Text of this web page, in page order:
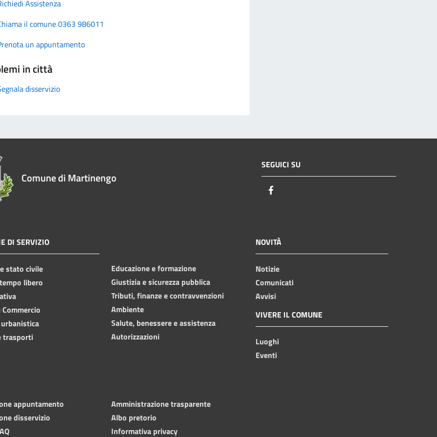
Assistenza
il comune 0363 986011
un appuntamento
in città
disservizio
Comune di Martinengo
SEGUICI SU
DI SERVIZIO
stato civile
libero
trasporti
Educazione e formazione
Giustizia e sicurezza pubblica
Tributi, finanze e contravvenzioni
Ambiente
Salute, benessere e assistenza
Autorizzazioni
NOVITÀ
Notizie
Comunicati
Avvisi
VIVERE IL COMUNE
Luoghi
Eventi
appuntamento
disservizio
Amministrazione trasparente
Albo pretorio
Informativa privacy